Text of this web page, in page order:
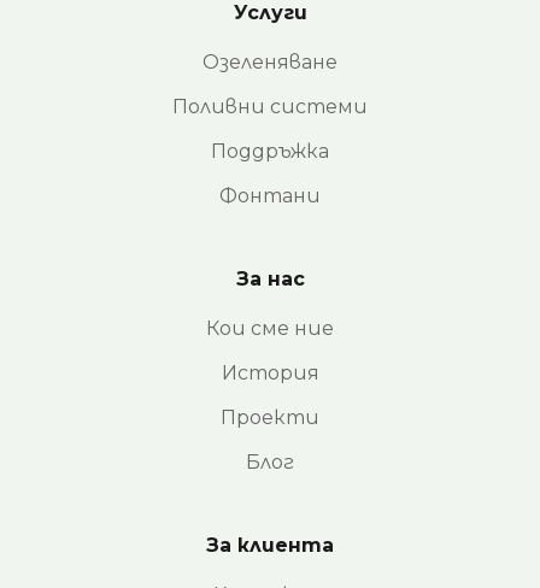
Услуги
Озеленяване
Поливни системи
Поддръжка
Фонтани
За нас
Кои сме ние
История
Проекти
Блог
За клиента